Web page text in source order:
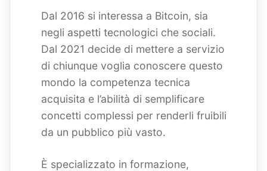
Dal 2016 si interessa a Bitcoin, sia
negli aspetti tecnologici che sociali.
Dal 2021 decide di mettere a servizio
di chiunque voglia conoscere questo
mondo la competenza tecnica
acquisita e l’abilità di semplificare
concetti complessi per renderli fruibili
da un pubblico più vasto.
È specializzato in formazione,